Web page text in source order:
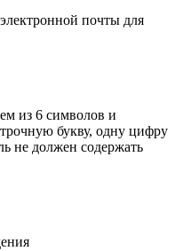
почты для
из 6 символов и
букву, одну цифру
не должен содержать